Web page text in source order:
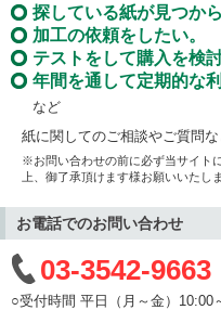
探している紙が見つから
加工の依頼をしたい。
テストをして購入を検
年間を通して定期的な
など
紙に関してのご相談やご質問
※お問い合わせの前に必ず当サイト
上、御了承頂けます様お願いいたし
お電話でのお問い合わせ
03-3542-9663
○受付時間 平日（月～金）